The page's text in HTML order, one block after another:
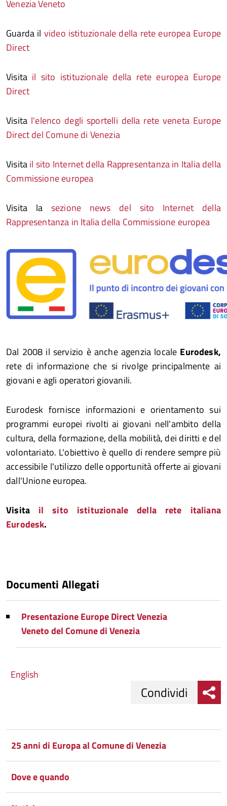
Venezia Veneto
Guarda il video istituzionale della rete europea Europe
Direct
Visita il sito istituzionale della rete europea Europe
Direct
Visita l'elenco degli sportelli della rete veneta Europe
Direct del Comune di Venezia
Visitail sito Internet della Rappresentanza in Italia della
Commissione europea
Visita la sezione news del sito Internet della
Rappresentanza in Italia della Commissione europea
Dal 2008 il servizio è anche agenzia locale Eurodesk,
rete di informazione che si rivolge principalmente ai
giovani e agli operatori giovanili.
Eurodesk fornisce informazioni e orientamento sui
programmi europei rivolti ai giovani nell'ambito della
cultura, della formazione, della mobilità, dei diritti e del
volontariato. L'obiettivo è quello di rendere sempre più
accessibile l'utilizzo delle opportunità offerte ai giovani
dall'Unione europea.
Visita il sito istituzionale della rete italiana
Eurodesk.
Documenti Allegati
Presentazione Europe Direct Venezia
Veneto del Comune di Venezia
English
Facebook
Condividi
su
Twitter
Condividi
su
Condividi
Condividi
25 anni di Europa al Comune di Venezia
Dove e quando